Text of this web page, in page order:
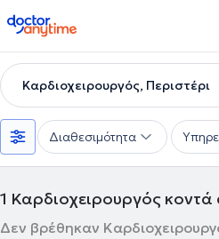
doctoranytime
Καρδιοχειρουργός, Περιστέρι
Διαθεσιμότητα
1 Καρδιοχειρουργός κοντά
Δεν βρέθηκαν